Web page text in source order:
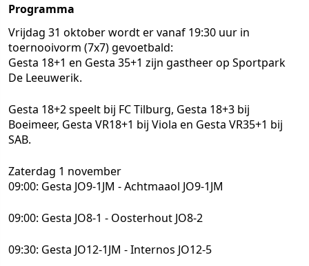
Programma
Vrijdag 31 oktober wordt er vanaf 19:30 uur in
toernooivorm (7x7) gevoetbald:
Gesta 18+1 en Gesta 35+1 zijn gastheer op Sportpark
De Leeuwerik.
Gesta 18+2 speelt bij FC Tilburg, Gesta 18+3 bij
Boeimeer, Gesta VR18+1 bij Viola en Gesta VR35+1 bij
SAB.
Zaterdag 1 november
09:00: Gesta JO9-1JM - Achtmaaol JO9-1JM
09:00: Gesta JO8-1 - Oosterhout JO8-2
09:30: Gesta JO12-1JM - Internos JO12-5